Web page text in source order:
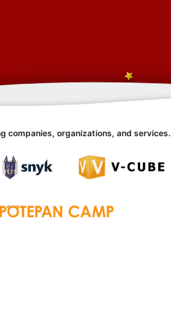
companies, organizations, and services.